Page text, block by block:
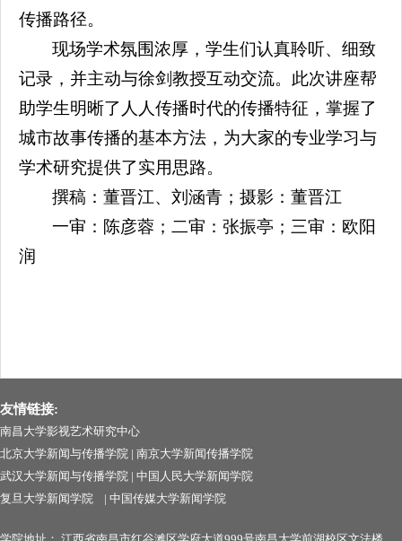
传播路径。
现场学术氛围浓厚，学生们认真聆听、细致
记录，并主动与徐剑教授互动交流。此次讲座帮
助学生明晰了人人传播时代的传播特征，掌握了
城市故事传播的基本方法，为大家的专业学习与
学术研究提供了实用思路。
撰稿：董晋江、刘涵青；摄影：董晋江
一审：陈彦蓉；二审：张振亭；三审：欧阳
润
友情链接:
南昌大学影视艺术研究中心
北京大学新闻与传播学院 | 南京大学新闻传播学院
武汉大学新闻与传播学院 | 中国人民大学新闻学院
复旦大学新闻学院
| 中国传媒大学新闻学院